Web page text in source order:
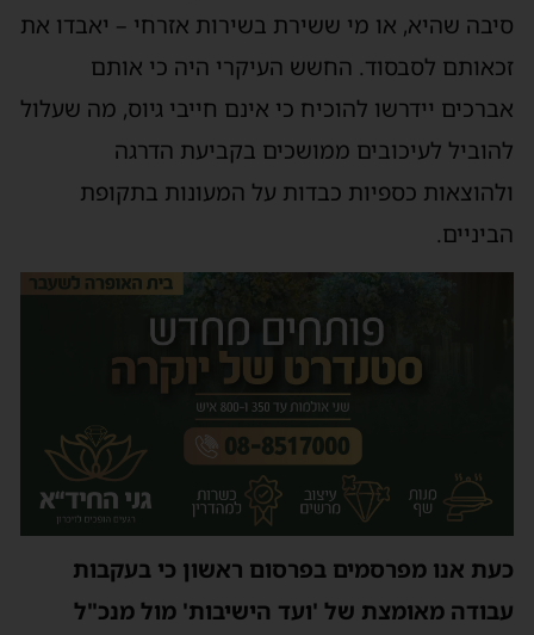
סיבה שהיא, או מי ששירת בשירות אזרחי – יאבדו את
זכאותם לסבסוד. החשש העיקרי היה כי אותם
אברכים יידרשו להוכיח כי אינם חייבי גיוס, מה שעלול
להוביל לעיכובים ממושכים בקביעת הדרגה
ולהוצאות כספיות כבדות על המעונות בתקופת
הביניים.
כעת אנו מפרסמים בפרסום ראשון כי בעקבות
עבודה מאומצת של 'ועד הישיבות' מול מנכ"ל